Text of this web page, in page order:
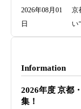
2026年08月01
日
京
い
日
ァ
Information
2026年度 京都
集！